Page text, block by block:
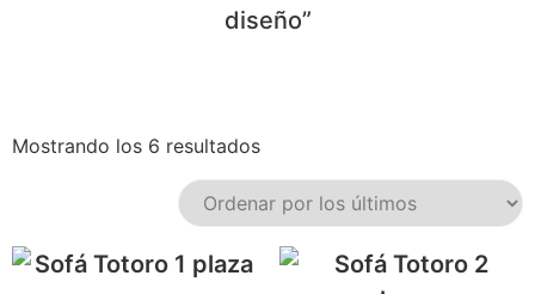
diseño”
Mostrando los 6 resultados